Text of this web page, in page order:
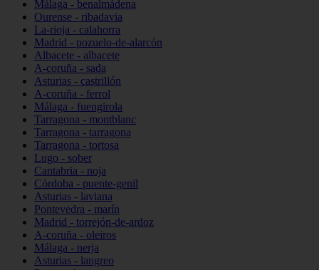
Málaga - benalmádena
Ourense - ribadavia
La-rioja - calahorra
Madrid - pozuelo-de-alarcón
Albacete - albacete
A-coruña - sada
Asturias - castrillón
A-coruña - ferrol
Málaga - fuengirola
Tarragona - montblanc
Tarragona - tarragona
Tarragona - tortosa
Lugo - sober
Cantabria - noja
Córdoba - puente-genil
Asturias - laviana
Pontevedra - marín
Madrid - torrejón-de-ardoz
A-coruña - oleiros
Málaga - nerja
Asturias - langreo